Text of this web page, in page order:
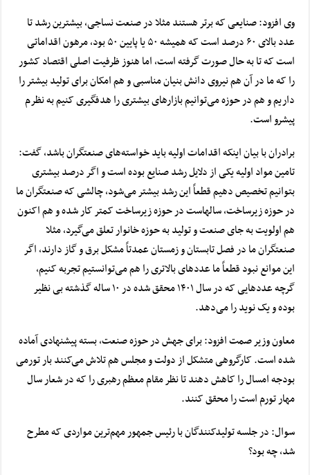
وی افزود: صنایعی که برتر هستند مثلا در صنعت نساجی، بیشترین رشد تا
عدد بالای ۶۰ درصد است که همیشه ۵۰ یا پایین ۵۰ بود، مرهون اقداماتی
است که تا به حال صورت گرفته است، اما هنوز ظرفیت اصلی اقتصاد کشور
را که ما در آن هم نیروی دانش بنیان مناسبی و هم امکان برای تولید بیشتر را
داریم و هم در حوزه می‌توانیم بازار‌های بیشتری را هدفگیری کنیم به نظرم
پیشرو است.
برادران با بیان اینکه اقدامات اولیه باید خواسته‌های صنعتگران باشد، گفت:
تامین مواد اولیه یکی از دلایل رشد صنایع بوده است و اگر درصد بیشتری
بتوانیم تخصیص دهیم قطعاً این رشد بیشتر می‌شود، چالشی که صنعتگران ما
در حوزه زیرساخت، سالهاست در حوزه زیرساخت کمتر کار شده و هم اکنون
هم اولویت به جای صنعت و تولید به حوزه خانوار تعلق می‌گیرد، مثلا
صنعتگران ما در فصل تابستان و زمستان عمدتاً مشکل برق و گاز دارند، اگر
این موانع نبود قطعاً ما عدد‌های بالاتری را هم می‌توانستیم تجربه کنیم،
گرچه عدد‌هایی که در سال ۱۴۰۱ محقق شده در ۱۰ ساله گذشته بی نظیر
بوده و یک نوید را می‌دهد.
معاون وزیر صمت افزود: برای جهش در حوزه صنعت، بسته پیشنهادی آماده
شده است. کارگروهی متشکل از دولت و مجلس هم تلاش می‌کنند بار تورمی
بودجه امسال را کاهش دهند تا نظر مقام معظم رهبری را که در شعار سال
مهار تورم است را محقق کنند.
سوال: در جلسه تولیدکنندگان با رئیس جمهور مهم‌ترین مواردی که مطرح
شد، چه بود؟